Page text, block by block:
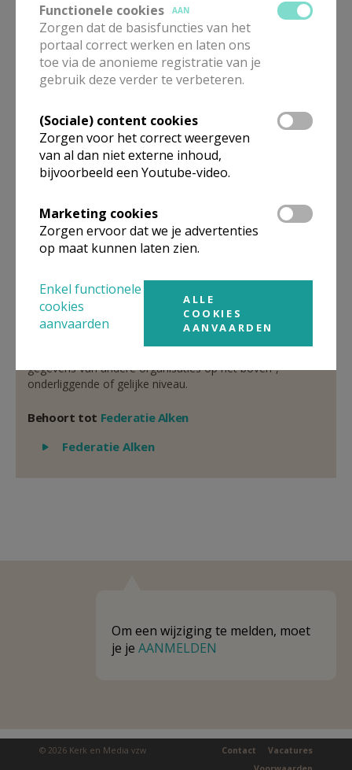
Verantwoordelijke
Mevr. GretaVandenholt
Hameestraat 101
3570 ALKEN
Stuur een mailtje
Google Maps
Organisatiestructuur
gegevens van andere organisaties op het boven-,
onderliggende of gelijke niveau.
Behoort tot Federatie Alken
Weergeven
Federatie Alken
Om een wijziging te melden, moet
je je AANMELDEN
© 2026 Kerk en Media vzw Vacatures
Contact
Functionele cookies
AAN
Zorgen dat de basisfuncties van het
portaal correct werken en laten ons
toe via de anonieme registratie van je
gebruik deze verder te verbeteren.
(Sociale) content cookies
Zorgen voor het correct weergeven
van al dan niet externe inhoud,
bijvoorbeeld een Youtube-video.
Marketing cookies
Zorgen ervoor dat we je advertenties
op maat kunnen laten zien.
Enkel functionele
cookies
aanvaarden
ALLE
COOKIES
AANVAARDEN